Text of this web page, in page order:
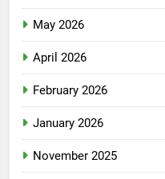
May 2026
April 2026
February 2026
January 2026
November 2025